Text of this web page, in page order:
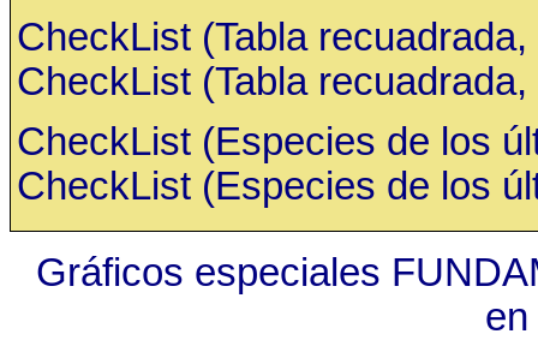
CheckList (Tabla
CheckList (Tabla
CheckList (Especies de los
CheckList (Especies de los
Gráficos especiales